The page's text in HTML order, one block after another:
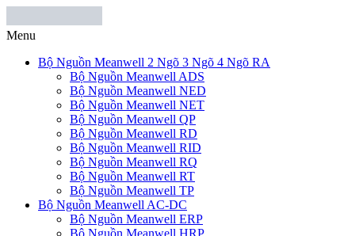
Menu
Bộ Nguồn Meanwell 2 Ngõ 3 Ngõ 4 Ngõ RA
Bộ Nguồn Meanwell ADS
Bộ Nguồn Meanwell NED
Bộ Nguồn Meanwell NET
Bộ Nguồn Meanwell QP
Bộ Nguồn Meanwell RD
Bộ Nguồn Meanwell RID
Bộ Nguồn Meanwell RQ
Bộ Nguồn Meanwell RT
Bộ Nguồn Meanwell TP
Bộ Nguồn Meanwell AC-DC
Bộ Nguồn Meanwell ERP
Bộ Nguồn Meanwell HRP